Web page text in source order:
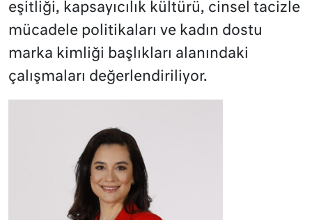
eşitliği, kapsayıcılık kültürü, cinsel tacizle
mücadele politikaları ve kadın dostu
marka kimliği başlıkları alanındaki
çalışmaları değerlendiriliyor.